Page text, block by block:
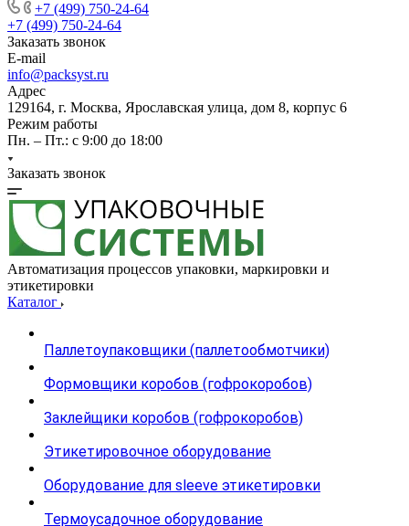
+7 (499) 750-24-64
+7 (499) 750-24-64
Заказать звонок
E-mail
info@packsyst.ru
Адрес
129164, г. Москва, Ярославская улица, дом 8, корпус 6
Режим работы
Пн. – Пт.: с 9:00 до 18:00
Заказать звонок
Автоматизация процессов упаковки, маркировки и
этикетировки
Каталог
Паллетоупаковщики (паллетообмотчики)
Формовщики коробов (гофрокоробов)
Заклейщики коробов (гофрокоробов)
Этикетировочное оборудование
Оборудование для sleeve этикетировки
Термоусадочное оборудование